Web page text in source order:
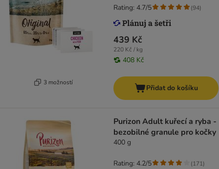
3 možností
439 Kč
220 Kč / kg
408 Kč
Rating: 4.7/5 (94)
Přidat do košíku
Purizon Adult kuřecí a ryba -
bezobilné granule pro kočky
400 g
Rating: 4.2/5 (171)